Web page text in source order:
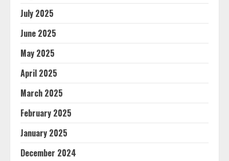
July 2025
June 2025
May 2025
April 2025
March 2025
February 2025
January 2025
December 2024